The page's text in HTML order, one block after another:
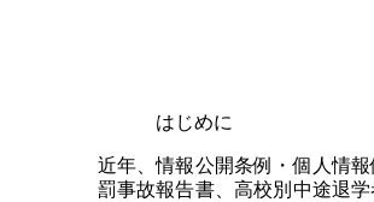
はじめに
近年、情報公開条例・個人情
罰事故報告書、高校別中途退